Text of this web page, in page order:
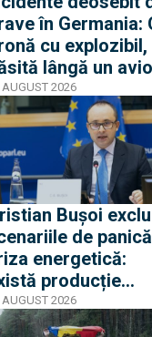
în Germania:
cu explozibil,
lângă un
în timp ce
alt avion de
anula
o a doua dronă
AUGUST 2026
Bușoi
de
energetică:
producție
stabilă cât să
AUGUST 2026